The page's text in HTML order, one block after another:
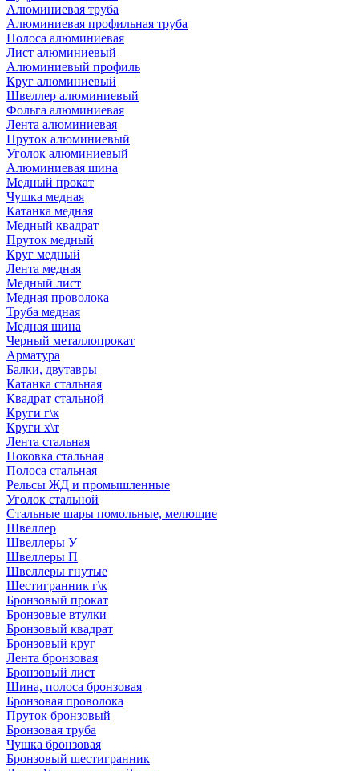
Алюминиевая труба
Алюминиевая профильная труба
Полоса алюминиевая
Лист алюминиевый
Алюминиевый профиль
Круг алюминиевый
Швеллер алюминиевый
Фольга алюминиевая
Лента алюминиевая
Пруток алюминиевый
Уголок алюминиевый
Алюминиевая шина
Медный прокат
Чушка медная
Катанка медная
Медный квадрат
Пруток медный
Круг медный
Лента медная
Медный лист
Медная проволока
Труба медная
Медная шина
Черный металлопрокат
Арматура
Балки, двутавры
Катанка стальная
Квадрат стальной
Круги г\к
Круги х\т
Лента стальная
Поковка стальная
Полоса стальная
Рельсы ЖД и промышленные
Уголок стальной
Стальные шары помольные, мелющие
Швеллер
Швеллеры У
Швеллеры П
Швеллеры гнутые
Шестигранник г\к
Бронзовый прокат
Бронзовые втулки
Бронзовый квадрат
Бронзовый круг
Лента бронзовая
Бронзовый лист
Шина, полоса бронзовая
Бронзовая проволока
Пруток бронзовый
Бронзовая труба
Чушка бронзовая
Бронзовый шестигранник